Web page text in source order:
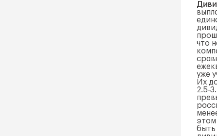
что
уже
Их
2.5-
этом
быть